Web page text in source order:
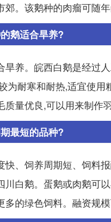
。该鹅种的肉瘤可随年
鹅适合旱养?
旱养。皖西白鹅是经过
为耐寒和耐热,适宜使用
量优良,可以用来制作羽
最短的品种?
快、饲养周期短、饲料
川白鹅。蛋鹅或肉鹅可
多的绿色饲料。融资规模